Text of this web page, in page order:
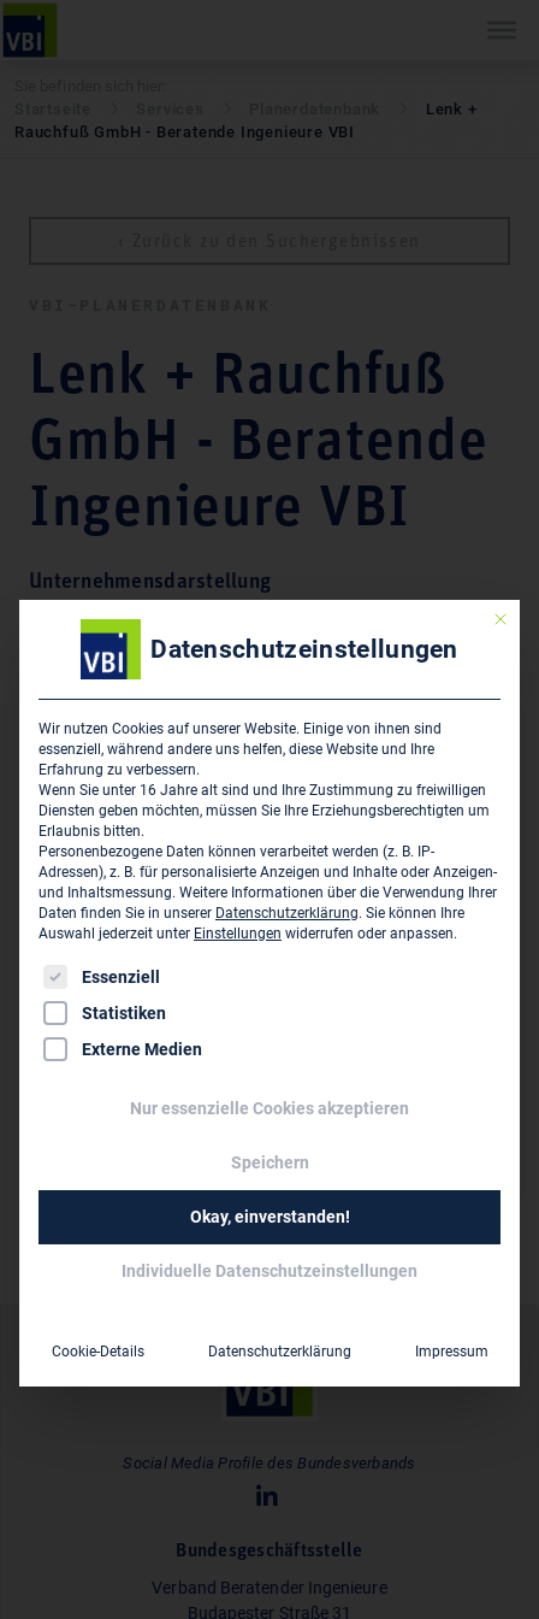
Lenk +
Rauchfuß GmbH - Beratende Ingenieure VBI
Lenk + Rauchfuß
GmbH - Beratende
Ingenieure VBI
Unternehmensdarstellung
Erschließungen, Kanalkataster, Kanalsanierung,
Hauptsitz des Unternehmens
Lenk + Rauchfuß GmbH - Beratende Ingenieure VBI
Hauptstr. 70
D-25462 Rellingen
04101 21 00 0
04101 250 91
buero@lenk-rauchfuss.de
www.lenk-rauchfuss.de
Dipl.-Ing. (FH) Wolfgang Rauchfuß-Kell
Social Media Profile des Bundesverbands
Bundesgeschäftsstelle
Verband Beratender Ingenieure
Budapester Straße 31
Mit
Datenschutzeinstellungen
Wir nutzen Cookies auf unserer Website. Einige von ihnen sind
essenziell, während andere uns helfen, diese Website und Ihre
Erfahrung zu verbessern.
Wenn Sie unter 16 Jahre alt sind und Ihre Zustimmung zu freiwilligen
Diensten geben möchten, müssen Sie Ihre Erziehungsberechtigten um
Erlaubnis bitten.
Personenbezogene Daten können verarbeitet werden (z. B. IP-
Adressen), z. B. für personalisierte Anzeigen und Inhalte oder Anzeigen-
und Inhaltsmessung. Weitere Informationen über die Verwendung Ihrer
Daten finden Sie in unserer Datenschutzerklärung. Sie können Ihre
Auswahl jederzeit unter Einstellungen widerrufen oder anpassen.
Es folgt eine Liste der Service-Gruppen, für die eine
Essenziell
Statistiken
Externe Medien
Nur essenzielle Cookies akzeptieren
Speichern
Okay, einverstanden!
Individuelle Datenschutzeinstellungen
Cookie-Details Datenschutzerklärung Impressum